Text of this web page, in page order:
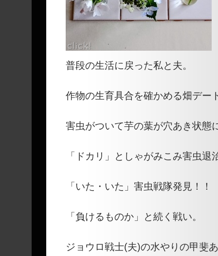
普段の生活に戻った私と夫。
作物の生育具合を確かめる畑デー
害虫がついて芋の葉が穴あき状態
「ドカリ」としゃがみこみ害虫退
「いた・いた」害虫戦隊発見！！
「負けるものか」と続く戦い。
ジョウロ戦士(夫)の水やりの甲斐